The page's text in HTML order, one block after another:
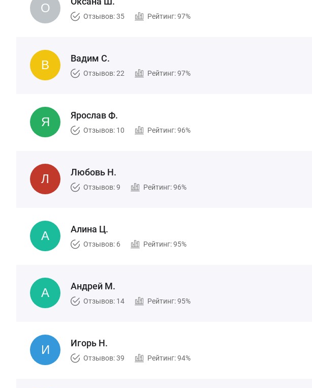
Отзывов: 35 Рейтинг: 97%
Вадим С.
Отзывов: 22 Рейтинг: 97%
Ярослав Ф.
Отзывов: 10 Рейтинг: 96%
Любовь Н.
Отзывов: 9 Рейтинг: 96%
Алина Ц.
Отзывов: 6 Рейтинг: 95%
Андрей М.
Отзывов: 14 Рейтинг: 95%
Игорь Н.
Отзывов: 39 Рейтинг: 94%